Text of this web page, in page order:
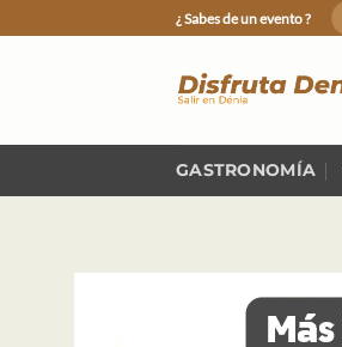
to
¿ Sabes de un evento ?
GASTRONOMÍA